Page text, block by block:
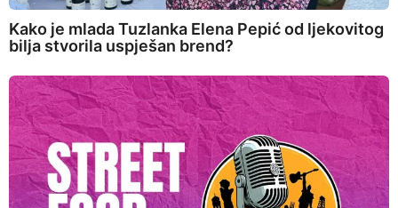
Kako je mlada Tuzlanka Elena Pepić od ljekovitog
bilja stvorila uspješan brend?